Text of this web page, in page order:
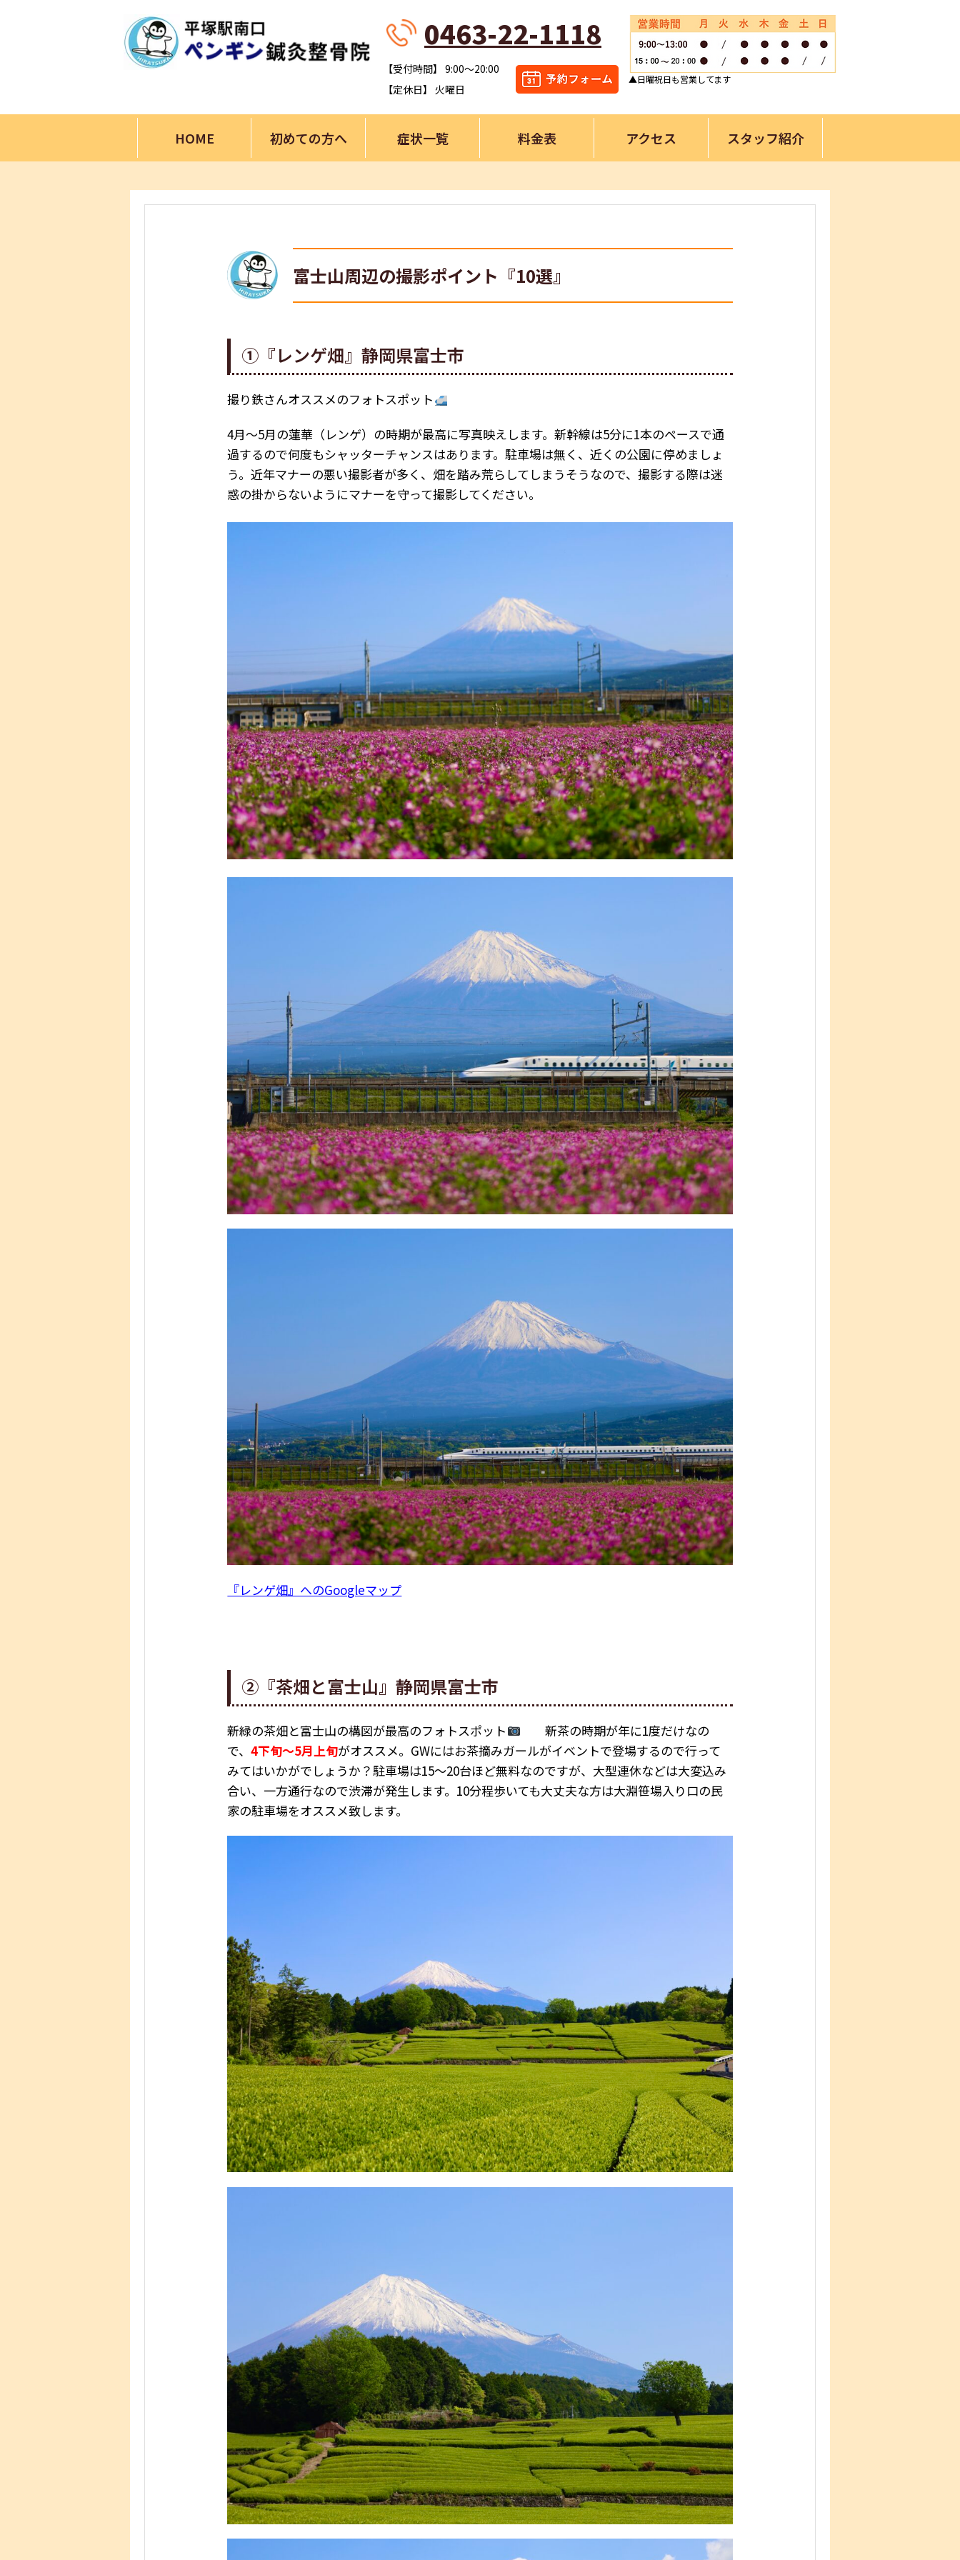
0463-22-1118
【受付時間】 9:00～20:00
【定休日】 火曜日
▲日曜祝日も営業してます
HOME 初めての方へ 症状一覧 料金表 アクセス スタッフ紹介
富士山周辺の撮影ポイント『10選』
①『レンゲ畑』静岡県富士市
撮り鉄さんオススメのフォトスポット
4月～5月の蓮華（レンゲ）の時期が最高に写真映えします。新幹線は5分に1本のペースで通
過するので何度もシャッターチャンスはあります。駐車場は無く、近くの公園に停めましょ
う。近年マナーの悪い撮影者が多く、畑を踏み荒らしてしまうそうなので、撮影する際は迷
惑の掛からないようにマナーを守って撮影してください。
『レンゲ畑』へのGoogleマップ
②『茶畑と富士山』静岡県富士市
新緑の茶畑と富士山の構図が最高のフォトスポット
新茶の時期が年に1度だけなの
で、4下旬～5月上旬がオススメ。GWにはお茶摘みガールがイベントで登場するので行って
みてはいかがでしょうか？駐車場は15～20台ほど無料なのですが、大型連休などは大変込み
合い、一方通行なので渋滞が発生します。10分程歩いても大丈夫な方は大淵笹場入り口の民
家の駐車場をオススメ致します。